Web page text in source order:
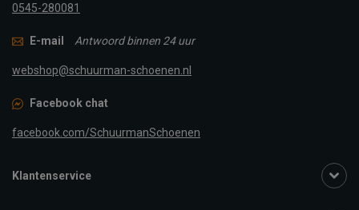
0545-280081
E-mail Antwoord binnen 24 uur
webshop@schuurman-schoenen.nl
Facebook chat
facebook.com/SchuurmanSchoenen
Klantenservice